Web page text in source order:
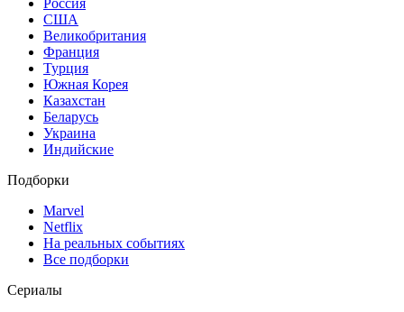
Россия
США
Великобритания
Франция
Турция
Южная Корея
Казахстан
Беларусь
Украина
Индийские
Подборки
Marvel
Netflix
На реальных событиях
Все подборки
Сериалы